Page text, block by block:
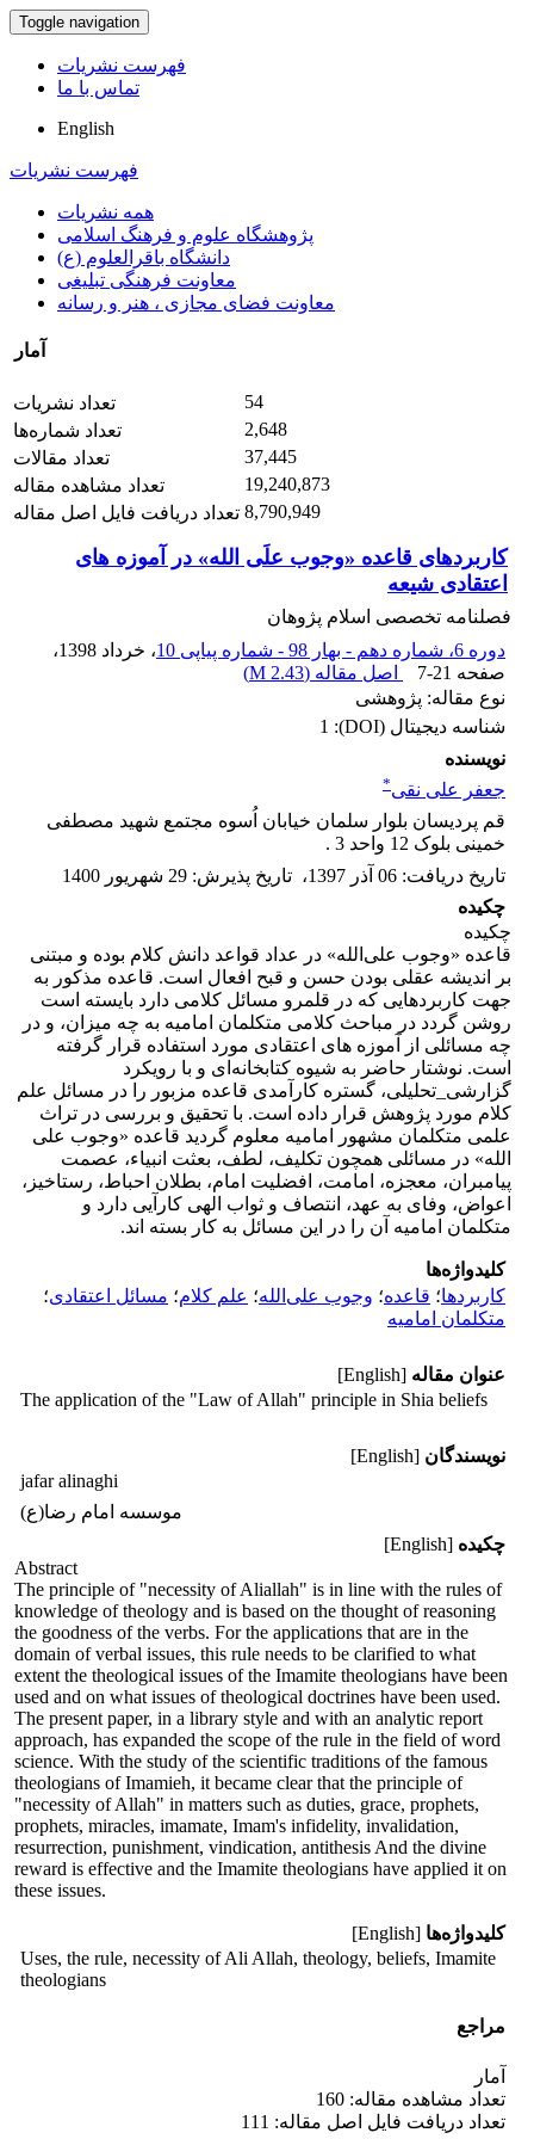
Toggle navigation
فهرست نشریات
تماس با ما
English
فهرست نشریات
همه نشریات
پژوهشگاه علوم و فرهنگ اسلامی
دانشگاه باقرالعلوم (ع)
معاونت فرهنگی تبلیغی
معاونت فضای مجازی ، هنر و رسانه
آمار
تعداد نشریات
54
تعداد شماره‌ها
2,648
تعداد مقالات
37,445
تعداد مشاهده مقاله
19,240,873
تعداد دریافت فایل اصل مقاله 8,790,949
کاربردهای قاعده «وجوب علَی الله» در آموزه های
اعتقادی شیعه
فصلنامه تخصصی اسلام پژوهان
دوره 6، شماره دهم - بهار 98 - شماره پیاپی 10
، خرداد 1398
،
صفحه 7-21 اصل مقاله (2.43 M
)
نوع مقاله: پژوهشی
شناسه دیجیتال (DOI):
1
نویسنده
جعفر علی نقی*
قم پردیسان بلوار سلمان خیابان اُسوه مجتمع شهید مصطفی
خمینی بلوک 12 واحد 3 .
تاریخ دریافت: 06 آذر 1397 ، تاریخ پذیرش: 29 شهریور 1400
چکیده
چکیده
قاعده «وجوب علی‌الله» در عداد قواعد دانش کلام بوده و مبتنی
بر اندیشه عقلی بودن حسن و قبح افعال است. قاعده مذکور به
جهت کاربردهایی که در قلمرو مسائل کلامی دارد بایسته است
روشن گردد در مباحث کلامی متکلمان امامیه به چه میزان، و در
چه مسائلی از آموزه های اعتقادی مورد استفاده قرار گرفته
است. نوشتار حاضر به شیوه کتابخانه‌ای و با رویکرد
گزارشی_تحلیلی، گستره کارآمدی قاعده مزبور را در مسائل علم
کلام مورد پژوهش قرار داده است. با تحقیق و بررسی در تراث
علمی متکلمان مشهور امامیه معلوم گردید قاعده «وجوب علی
الله» در مسائلی همچون تکلیف، لطف، بعثت انبیاء، عصمت
پیامبران، معجزه، امامت، افضلیت امام، بطلان احباط، رستاخیز،
اعواض، وفای به عهد، انتصاف و ثواب الهی کارآیی دارد و
متکلمان امامیه آن را در این مسائل به کار بسته اند.
کلیدواژه‌ها
کاربردها؛ قاعده؛ وجوب علی‌الله؛ علم کلام؛ مسائل اعتقادی؛
متکلمان امامیه
عنوان مقاله [English]
The application of the "Law of Allah" principle in Shia beliefs
نویسندگان [English]
jafar alinaghi
موسسه امام رضا(ع)
چکیده [English]
Abstract
The principle of "necessity of Aliallah" is in line with the rules of
knowledge of theology and is based on the thought of reasoning
the goodness of the verbs. For the applications that are in the
domain of verbal issues, this rule needs to be clarified to what
extent the theological issues of the Imamite theologians have been
used and on what issues of theological doctrines have been used.
The present paper, in a library style and with an analytic report
approach, has expanded the scope of the rule in the field of word
science. With the study of the scientific traditions of the famous
theologians of Imamieh, it became clear that the principle of
"necessity of Allah" in matters such as duties, grace, prophets,
prophets, miracles, imamate, Imam's infidelity, invalidation,
resurrection, punishment, vindication, antithesis And the divine
reward is effective and the Imamite theologians have applied it on
these issues.
کلیدواژه‌ها [English]
Uses, the rule, necessity of Ali Allah, theology, beliefs, Imamite
theologians
مراجع
آمار
تعداد مشاهده مقاله: 160
تعداد دریافت فایل اصل مقاله: 111